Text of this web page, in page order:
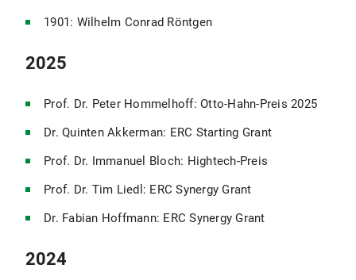
1901: Wilhelm Conrad Röntgen
2025
Prof. Dr. Peter Hommelhoff: Otto-Hahn-Preis 2025
Dr. Quinten Akkerman: ERC Starting Grant
Prof. Dr. Immanuel Bloch: Hightech-Preis
Prof. Dr. Tim Liedl: ERC Synergy Grant
Dr. Fabian Hoffmann: ERC Synergy Grant
2024